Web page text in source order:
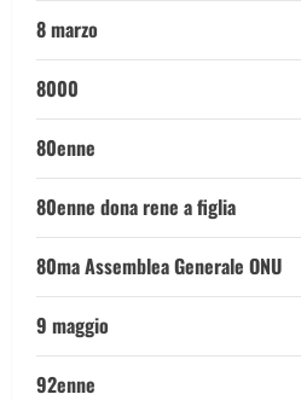
8 marzo
8000
80enne
80enne dona rene a figlia
80ma Assemblea Generale ONU
9 maggio
92enne